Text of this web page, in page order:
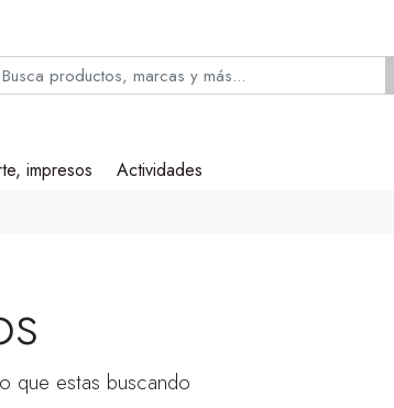
impresos Actividades
que estas buscando